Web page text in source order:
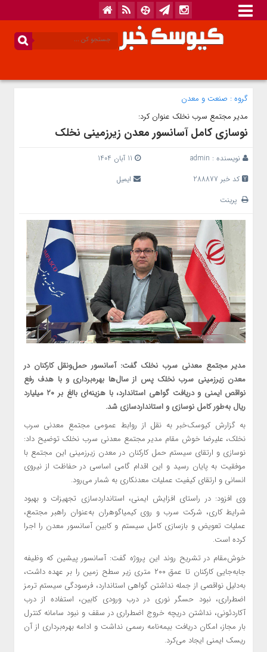
گروه : صنعت و معدن
مدیر مجتمع سرب نخلک عنوان کرد:
نوسازی کامل آسانسور معدن زیرزمینی نخلک
نویسنده : admin
کد خبر 288877
ایمیل
پرینت
مدیر مجتمع معدنی سرب نخلک گفت: آسانسور حمل‌ونقل کارکنان در
معدن زیرزمینی سرب نخلک پس از سال‌ها بهره‌برداری و با هدف رفع
نواقص ایمنی و دریافت گواهی استاندارد، با هزینه‌ای بالغ بر ۲۰ میلیارد
ریال به‌طور کامل نوسازی و استانداردسازی شد.
به گزارش کیوسک‌خبر به نقل از روابط عمومی مجتمع معدنی سرب
نخلک، علیرضا خوش مقام مدیر مجتمع معدنی سرب نخلک توضیح داد:
نوسازی و ارتقای سیستم حمل کارکنان در معدن زیرزمینی این مجتمع با
موفقیت به پایان رسید و این اقدام گامی اساسی در حفاظت از نیروی
انسانی و ارتقای کیفیت عملیات معدنکاری به شمار می‌رود.
وی افزود: در راستای افزایش ایمنی، استانداردسازی تجهیزات و بهبود
شرایط کاری، شرکت سرب و روی کیمیاگوهران به‌عنوان راهبر مجتمع،
عملیات تعویض و بازسازی کامل سیستم و کابین آسانسور معدن را اجرا
کرده است.
خوش‌مقام در تشریح روند این پروژه گفت: آسانسور پیشین که وظیفه
جابه‌جایی کارکنان تا عمق ۲۰۰ متری زیر سطح زمین را بر عهده داشت،
به‌دلیل نواقصی از جمله نداشتن گواهی استاندارد، فرسودگی سیستم ترمز
اضطراری، نبود حسگر نوری در درب ورودی کابین، استفاده از درب
آکاردئونی، نداشتن دریچه خروج اضطراری در سقف و نبود سامانه کنترل
بار مجاز، امکان دریافت بیمه‌نامه رسمی نداشت و ادامه بهره‌برداری از آن
ریسک ایمنی ایجاد می‌کرد.